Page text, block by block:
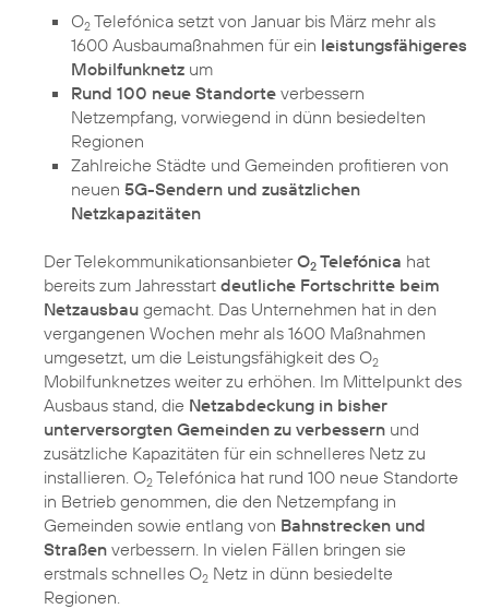
O2 Telefónica setzt von Januar bis März mehr als
1600 Ausbaumaßnahmen für ein leistungsfähigeres
Mobilfunknetz um
Rund 100 neue Standorte verbessern
Netzempfang, vorwiegend in dünn besiedelten
Regionen
Zahlreiche Städte und Gemeinden profitieren von
neuen 5G-Sendern und zusätzlichen
Netzkapazitäten
Der TelekommunikationsanbieterO2 Telefónica hat
bereits zum Jahresstart deutliche Fortschritte beim
Netzausbau gemacht. Das Unternehmen hat in den
vergangenen Wochen mehr als 1600 Maßnahmen
umgesetzt, um die Leistungsfähigkeit des O2
Mobilfunknetzes weiter zu erhöhen. Im Mittelpunkt des
Ausbaus stand, die Netzabdeckung in bisher
unterversorgten Gemeinden zu verbessern und
zusätzliche Kapazitäten für ein schnelleres Netz zu
installieren. O2 Telefónica hat rund 100 neue Standorte
in Betrieb genommen, die den Netzempfang in
Gemeinden sowie entlang von Bahnstrecken und
Straßen verbessern. In vielen Fällen bringen sie
erstmals schnelles O2 Netz in dünn besiedelte
Regionen.